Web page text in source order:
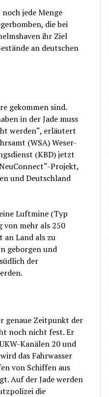
jede Menge
die bei
ihr Ziel
an deutschen
gekommen sind.
in der Jade muss
werden“, erläutert
(WSA) Weser-
(KBD) jetzt
Projekt,
und Deutschland
Luftmine (Typ
von mehr als 250
Land als zu
geborgen und
der
genaue Zeitpunkt der
noch nicht fest. Er
Kanälen 20 und
das Fahrwasser
von Schiffen aus
Auf der Jade werden
die